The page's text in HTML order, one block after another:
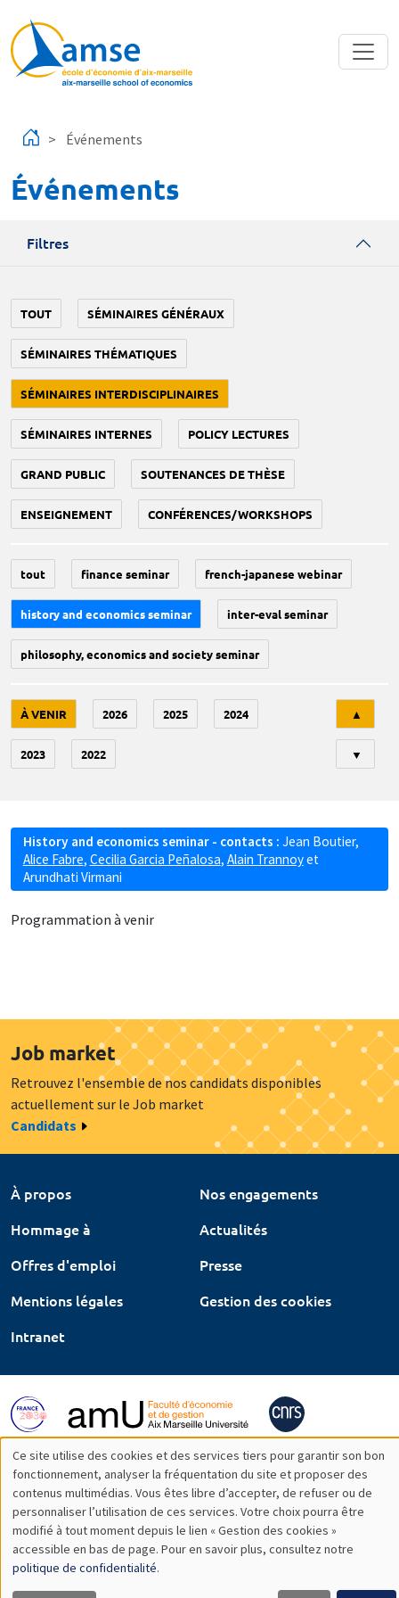
Événements
Événements
Filtres
TOUT SÉMINAIRES GÉNÉRAUX
SÉMINAIRES THÉMATIQUES
SÉMINAIRES INTERDISCIPLINAIRES
SÉMINAIRES INTERNES POLICY LECTURES
GRAND PUBLIC SOUTENANCES DE THÈSE
ENSEIGNEMENT CONFÉRENCES/WORKSHOPS
tout finance seminar french-japanese webinar
history and economics seminar inter-eval seminar
philosophy, economics and society seminar
À VENIR 2026 2025 2024
2023 2022
▲
▼
History and economics seminar - contacts : Jean Boutier,
Alice Fabre, Cecilia Garcia Peñalosa, Alain Trannoyet
Arundhati Virmani
Programmation à venir
Job market
Retrouvez l'ensemble de nos candidats disponibles
actuellement sur le Job market
Candidats
À propos
Nos engagements
Hommage à
Actualités
Offres d'emploi
Presse
Mentions légales
Gestion des cookies
Intranet
Utilisation
des
données
personnelles
Ce site utilise des cookies et des services tiers pour garantir son bon
fonctionnement, analyser la fréquentation du site et proposer des
contenus multimédias. Vous êtes libre d’accepter, de refuser ou de
personnaliser l’utilisation de ces services. Votre choix pourra être
modifié à tout moment depuis le lien « Gestion des cookies »
accessible en bas de page. Pour en savoir plus, consultez notre
politique de confidentialité.